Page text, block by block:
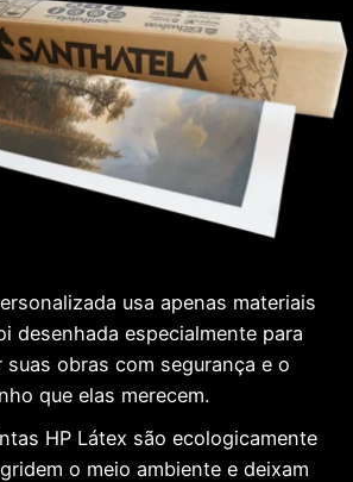
usa apenas materiais
desenhada especialmente para
suas obras com segurança e o
que elas merecem.
HP Látex são ecologicamente
o meio ambiente e deixam